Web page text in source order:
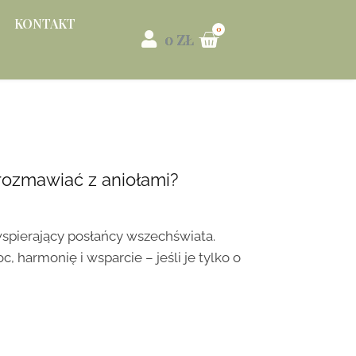
KONTAKT
0 ZŁ
z aniołami?
posłańcy wszechświata.
harmonię i wsparcie – jeśli je tylko o